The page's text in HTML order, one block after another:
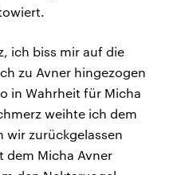
ich biss mir auf die
zu Avner hingezogen
in Wahrheit für Micha
weihte ich dem
wir zurückgelassen
dem Micha Avner